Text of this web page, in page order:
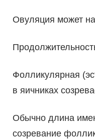
Овуляция может
Фолликулярная
в яичниках
Обычно длина
созревание